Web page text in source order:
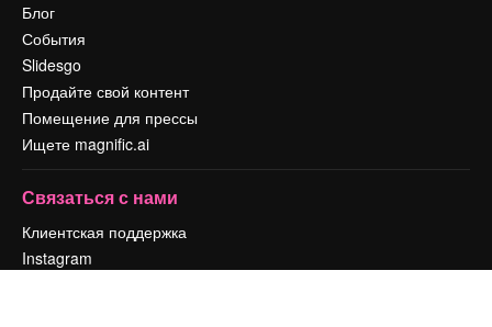
Блог
События
Slidesgo
Продайте свой контент
Помещение для прессы
Ищете magnific.ai
Связаться с нами
Клиентская поддержка
Instagram